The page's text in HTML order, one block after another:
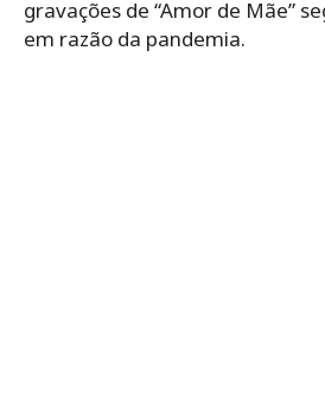
gravações de “Amor de Mãe”
em razão da pandemia.